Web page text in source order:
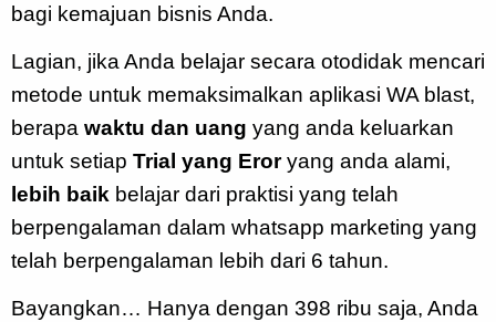
bagi kemajuan bisnis Anda.
Lagian, jika Anda belajar secara otodidak mencari
metode untuk memaksimalkan aplikasi WA blast,
berapa waktu dan uang yang anda keluarkan
untuk setiap Trial yang Eroryang anda alami,
lebih baik belajar dari praktisi yang telah
berpengalaman dalam whatsapp marketing yang
telah berpengalaman lebih dari 6 tahun.
Bayangkan… Hanya dengan 398 ribu saja, Anda